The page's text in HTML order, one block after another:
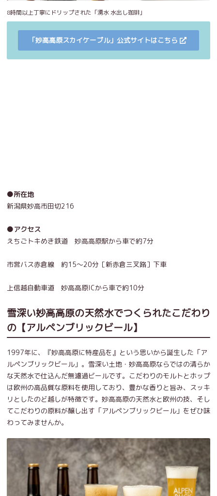
8時間以上丁寧にドリップされた「湧水 水出し珈琲」
「妙高高原スカイケーブル」公式サイトはこちら
●所在地
新潟県妙高市田切216
●アクセス
えちごトキめき鉄道 妙高高原駅から車で約7分
市営バス赤倉線 約15～20分［新赤倉三叉路］下車
上信越自動車道 妙高高原ICから車で約10分
雪深い妙高高原の天然水でつくられたこだわり
の【アルペンブリックビール】
1997年に、『妙高高原に特産品を』という思いから誕生した「ア
ルペンブリックビール」。雪深い土地・妙高高原ならではの清らか
な天然水で仕込んだ無濾過ビールです。こだわりのモルトとホップ
は欧州の高品質な原料を使用しており、豊かな香りと旨み、スッキ
リとしたのど越しが特徴です。妙高高原の天然水と欧州の技、そし
てこだわりの原料が醸し出す「アルペンブリックビール」をぜひ味
わってみませんか。